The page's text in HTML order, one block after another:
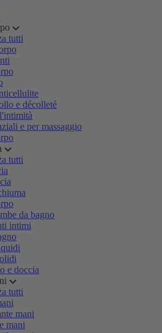
tutti
e décolleté
e per massaggio
tutti
da bagno
intimi
e doccia
tutti
mani
mani